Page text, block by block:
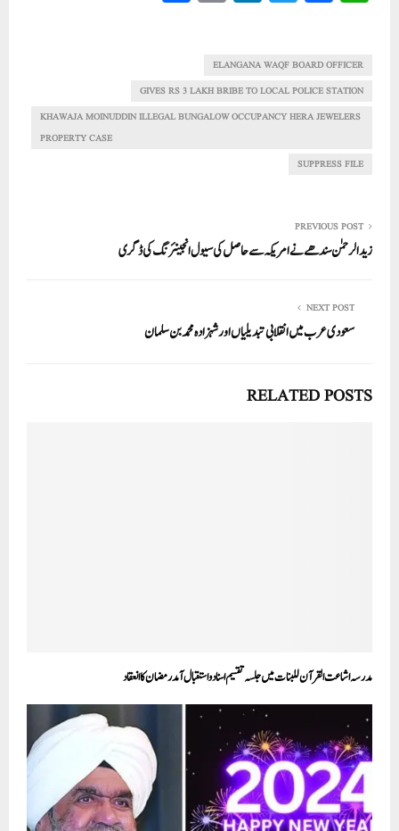
ha
A
pp
ce
ok
wi
r
nk
In
m
ELANGANA WAQF BOARD OFFICER
GIVES RS 3 LAKH BRIBE TO LOCAL POLICE STATION
KHAWAJA MOINUDDIN ILLEGAL BUNGALOW OCCUPANCY HERA JEWELERS
PROPERTY CASE
SUPPRESS FILE
PREVIOUS POST
زیدالرحمٰن سندھے نے امریکہ سے حاصل کی سیول انجینئرنگ کی ڈگری
NEXT POST
سعودی عرب میں انقلابی تبدیلیاں اور شہزادہ محمد بن سلمان
RELATED POSTS
مدرسہ اشاعت القرآن للبنات میں جلسہ تقسیم اسناد و استقبال آمد رمضان کا انعقاد